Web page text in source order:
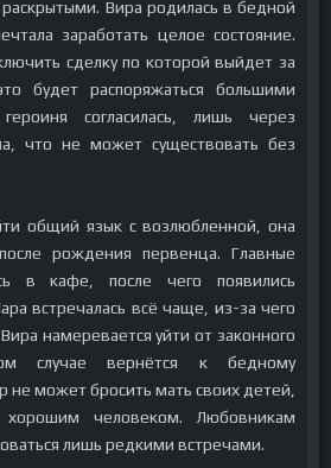
Вира родилась в бедной
заработать целое состояние.
сделку по которой выйдет за
будет распоряжаться большими
согласилась, лишь через
что не может существовать без
общий язык с возлюбленной, она
рождения первенца. Главные
в кафе, после чего появились
встречалась всё чаще, из-за чего
намеревается уйти от законного
случае вернётся к бедному
не может бросить мать своих детей,
хорошим человеком. Любовникам
лишь редкими встречами.